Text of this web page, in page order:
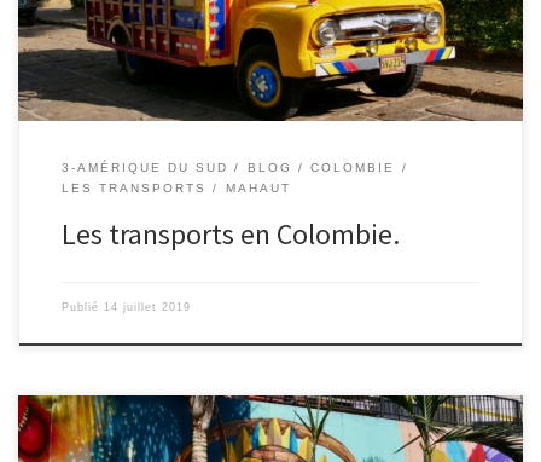
jeeps utilisées depuis […]
3-AMÉRIQUE DU SUD BLOG
COLOMBIE
LES TRANSPORTS
MAHAUT
Les transports en Colombie.
Publié 14 juillet 2019